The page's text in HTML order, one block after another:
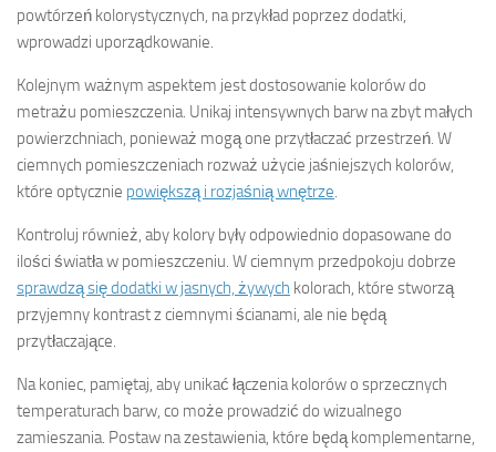
powtórzeń kolorystycznych, na przykład poprzez dodatki,
wprowadzi uporządkowanie.
Kolejnym ważnym aspektem jest dostosowanie kolorów do
metrażu pomieszczenia. Unikaj intensywnych barw na zbyt małych
powierzchniach, ponieważ mogą one przytłaczać przestrzeń. W
ciemnych pomieszczeniach rozważ użycie jaśniejszych kolorów,
które optycznie powiększą i rozjaśnią wnętrze
Kontroluj również, aby kolory były odpowiednio dopasowane do
ilości światła w pomieszczeniu. W ciemnym przedpokoju dobrze
sprawdzą się dodatki w jasnych, żywych kolorach, które stworzą
przyjemny kontrast z ciemnymi ścianami, ale nie będą
przytłaczające.
Na koniec, pamiętaj, aby unikać łączenia kolorów o sprzecznych
temperaturach barw, co może prowadzić do wizualnego
zamieszania. Postaw na zestawienia, które będą komplementarne,